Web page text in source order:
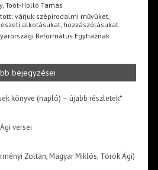
Toót-Holló Tamás
várjuk szépirodalmi művüket,
alkotásukat, hozzászólásukat.
Református Egyháznak
bejegyzései
könyve (napló) – újabb részletek*
versei
Zoltán, Magyar Miklós, Török Ági)